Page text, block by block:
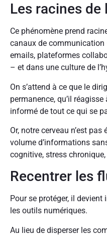
Les racines de
Ce phénomène prend
canaux de
emails, plateformes
– et dans une culture de
On s’attend à ce que le
permanence, qu’il
informé de tout ce qui se
Or, notre cerveau n’est
volume d’informations
cognitive, stress
Recentrer les
Pour se protéger, il
les outils numériques.
Au lieu de disperser les